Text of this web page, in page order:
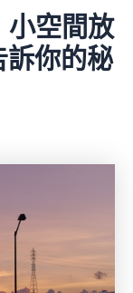
空間放
訴你的秘